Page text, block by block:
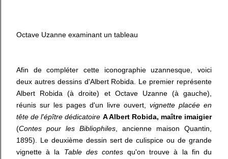
Octave Uzanne examinant un tableau
Afin de compléter cette iconographie uzannesque, voici
deux autres dessins d'Albert Robida. Le premier représente
Albert Robida (à droite) et Octave Uzanne (à gauche),
réunis sur les pages d'un livre ouvert, vignette placée en
tête de l'épître dédicatoire A Albert Robida, maître imaigier
(Contes pour les Bibliophiles, ancienne maison Quantin,
1895). Le deuxième dessin sert de culispice ou de grande
vignette à la Table des contesqu'on trouve à la fin du